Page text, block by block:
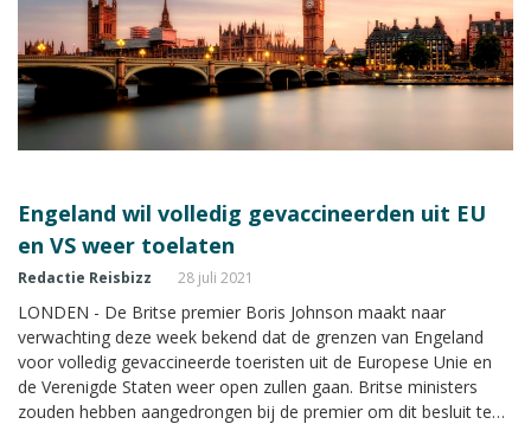
Engeland wil volledig gevaccineerden uit EU
en VS weer toelaten
Redactie Reisbizz 28 juli 2021
LONDEN - De Britse premier Boris Johnson maakt naar
verwachting deze week bekend dat de grenzen van Engeland
voor volledig gevaccineerde toeristen uit de Europese Unie en
de Verenigde Staten weer open zullen gaan. Britse ministers
zouden hebben aangedrongen bij de premier om dit besluit te